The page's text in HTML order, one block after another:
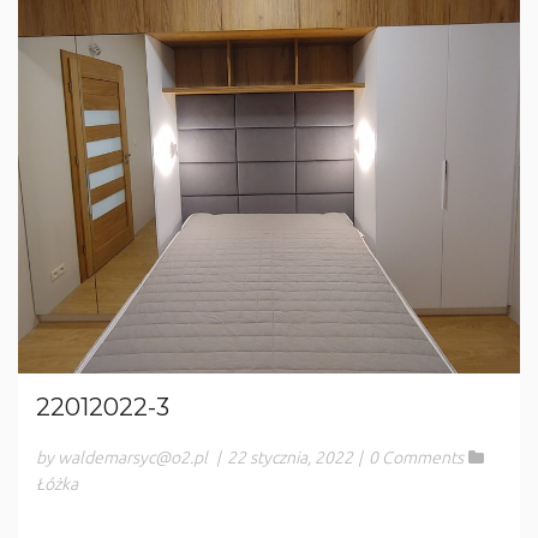
22012022-3
by waldemarsyc@o2.pl | 22 stycznia, 2022 | 0 Comments
Łóżka